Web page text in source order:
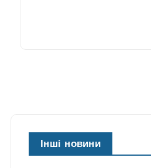
Інші новини